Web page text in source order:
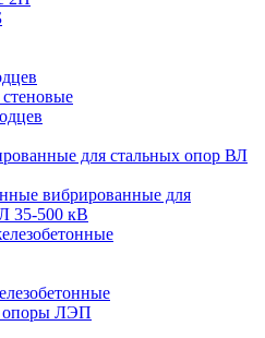
для стальных опор ВЛ
вибрированные для
35-500 кВ
опоры ЛЭП